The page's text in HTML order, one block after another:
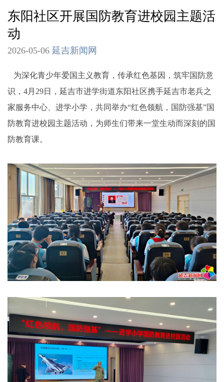
东阳社区开展国防教育进校园主题活
动
2026-05-06 延吉新闻网
为深化青少年爱国主义教育，传承红色基因，筑牢国防意
识，4月29日，延吉市进学街道东阳社区携手延吉市老兵之
家服务中心、进学小学，共同举办“红色领航，国防强基”国
防教育进校园主题活动，为师生们带来一堂生动而深刻的国
防教育课。